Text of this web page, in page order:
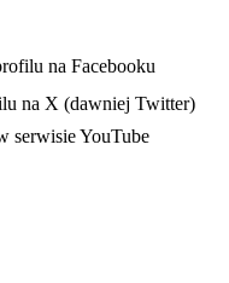
na Facebooku
na X (dawniej Twitter)
serwisie YouTube